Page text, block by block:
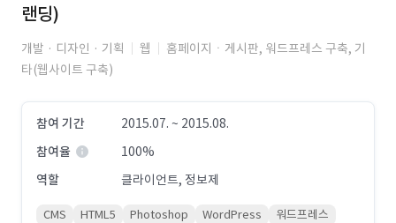
랜딩)
개발 · 디자인 · 기획 웹
홈페이지ㆍ게시판, 워드프레스 구축, 기
타(웹사이트 구축)
참여 기간
2015.07. ~ 2015.08.
참여율
100%
역할
클라이언트, 정보제
CMS HTML5 Photoshop WordPress
워드프레스